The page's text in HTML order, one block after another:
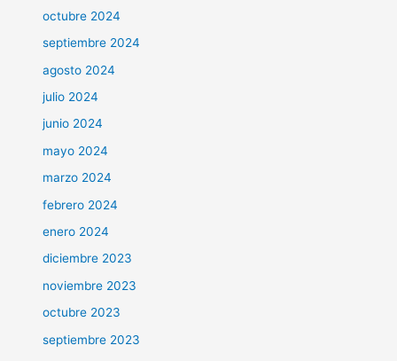
octubre 2024
septiembre 2024
agosto 2024
julio 2024
junio 2024
mayo 2024
marzo 2024
febrero 2024
enero 2024
diciembre 2023
noviembre 2023
octubre 2023
septiembre 2023